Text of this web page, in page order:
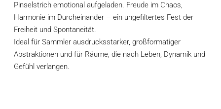
Pinselstrich emotional aufgeladen. Freude im Chaos,
Harmonie im Durcheinander – ein ungefiltertes Fest der
Freiheit und Spontaneität.
Ideal für Sammler ausdrucksstarker, großformatiger
Abstraktionen und für Räume, die nach Leben, Dynamik und
Gefühl verlangen.